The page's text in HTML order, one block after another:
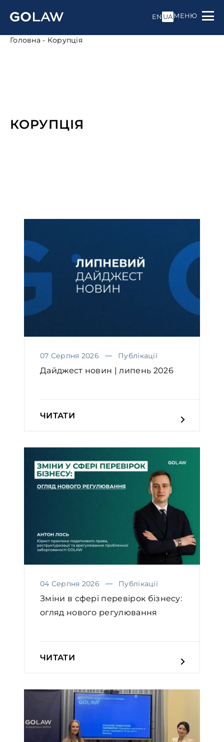
EN UAМЕНЮ
Головна - Корупція
КОРУПЦІЯ
07 Серпня 2026 Публікації
Дайджест новин | липень 2026
ЧИТАТИ
04 Серпня 2026 Публікації
Зміни в сфері перевірок бізнесу:
огляд нового регулювання
ЧИТАТИ